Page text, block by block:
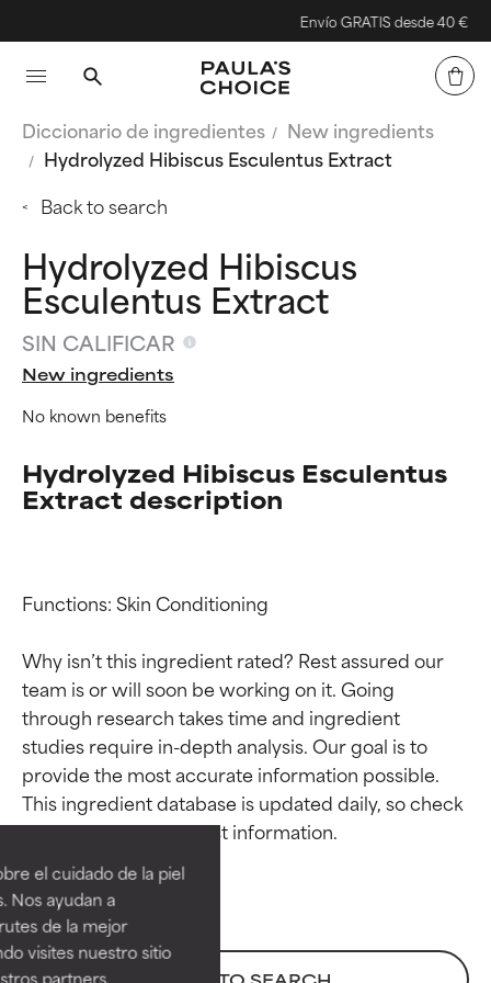
el cuidado de la piel
Nos ayudan a
de la mejor
visites nuestro sitio
partners,
Envío GRATIS desde 40 €
Diccionario de ingredientes
New ingredients
Hydrolyzed Hibiscus Esculentus Extract
Back to search
Hydrolyzed Hibiscus
Esculentus Extract
SIN CALIFICAR
New ingredients
No known benefits
Hydrolyzed Hibiscus Esculentus
Extract description
Functions: Skin Conditioning
Why isn’t this ingredient rated? Rest assured our
team is or will soon be working on it. Going
through research takes time and ingredient
studies require in-depth analysis. Our goal is to
provide the most accurate information possible.
This ingredient database is updated daily, so check
Calificaciones de
ingredientes
EXCELENTE
Ingrediente sobresaliente con
beneficios reales para la piel. Su
eficacia está demostrada y
Calificaciones de
ingredientes
EXCELENTE
Ingrediente sobresaliente con
beneficios reales para la piel. Su
eficacia está demostrada y